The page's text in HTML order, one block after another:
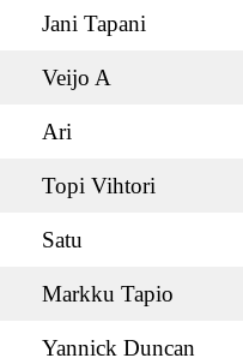
Jani Tapani
Veijo A
Ari
Topi Vihtori
Satu
Markku Tapio
Yannick Duncan